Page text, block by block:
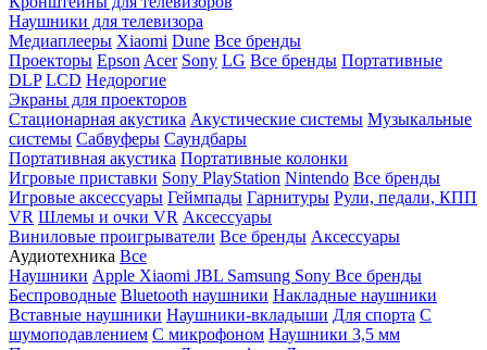
Наушники для телевизора
Медиаплееры Xiaomi Dune Все бренды
Проекторы Epson Acer Sony LG Все бренды Портативные
DLP LCD Недорогие
Экраны для проекторов
Стационарная акустика Акустические системы Музыкальные
системы Сабвуферы Саундбары
Портативная акустика Портативные колонки
Игровые приставки Sony PlayStation Nintendo Все бренды
Игровые аксессуары Геймпады Гарнитуры Рули, педали, КПП
VR Шлемы и очки VR Аксессуары
Виниловые проигрыватели Все бренды Аксессуары
Аудиотехника Все
Наушники Apple Xiaomi JBL Samsung Sony Все бренды
Беспроводные Bluetooth наушники Накладные наушники
Вставные наушники Наушники-вкладыши Для спорта С
шумоподавлением С микрофоном Наушники 3,5 мм